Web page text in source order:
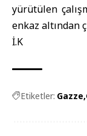
yürütülen
enkaz altından
İ.K
Etiketler: Gazze